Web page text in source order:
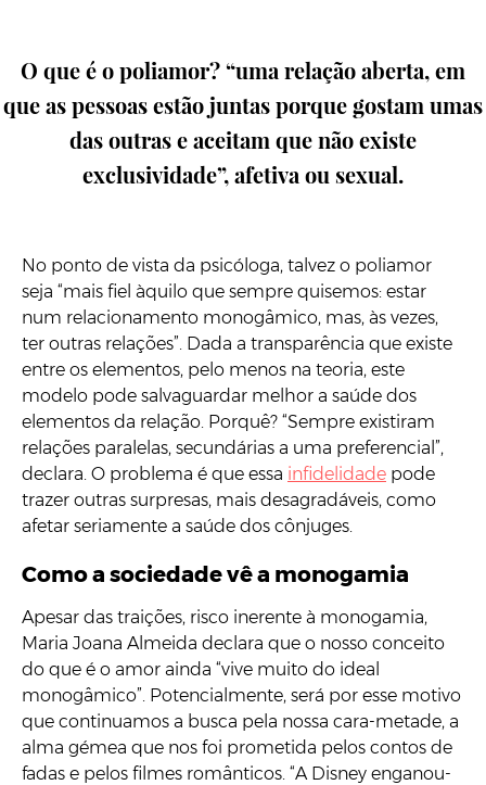
O que é o poliamor? “uma relação aberta, em
que as pessoas estão juntas porque gostam umas
das outras e aceitam que não existe
exclusividade”, afetiva ou sexual.
No ponto de vista da psicóloga, talvez o poliamor
seja “mais fiel àquilo que sempre quisemos: estar
num relacionamento monogâmico, mas, às vezes,
ter outras relações”. Dada a transparência que existe
entre os elementos, pelo menos na teoria, este
modelo pode salvaguardar melhor a saúde dos
elementos da relação. Porquê? “Sempre existiram
relações paralelas, secundárias a uma preferencial”,
declara. O problema é que essa infidelidade pode
trazer outras surpresas, mais desagradáveis, como
afetar seriamente a saúde dos cônjuges.
Como a sociedade vê a monogamia
Apesar das traições, risco inerente à monogamia,
Maria Joana Almeida declara que o nosso conceito
do que é o amor ainda “vive muito do ideal
monogâmico”. Potencialmente, será por esse motivo
que continuamos a busca pela nossa cara-metade, a
alma gémea que nos foi prometida pelos contos de
fadas e pelos filmes românticos. “A Disney enganou-